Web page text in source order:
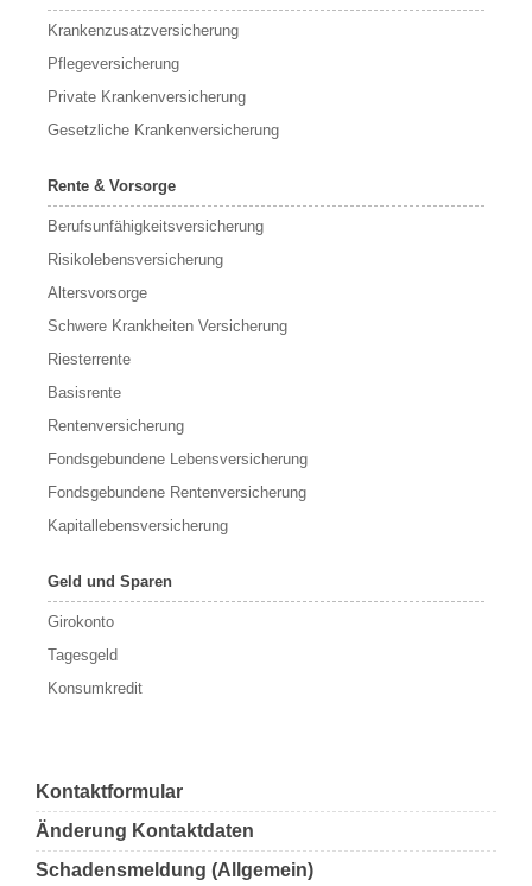
Krankenzusatzversicherung
Pflegeversicherung
Private Krankenversicherung
Gesetzliche Krankenversicherung
Rente & Vorsorge
Berufs­unfähigkeitsversicherung
Risikolebensversicherung
Altersvorsorge
Schwere Krankheiten Versicherung
Riesterrente
Basisrente
Rentenversicherung
Fondsgebundene Lebensversicherung
Fondsgebundene Rentenversicherung
Kapitallebensversicherung
Geld und Sparen
Girokonto
Tagesgeld
Konsumkredit
Kontaktformular
Änderung Kontaktdaten
Schadensmeldung (Allgemein)